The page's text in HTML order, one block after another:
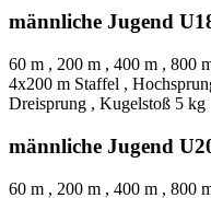
männliche Jugend
60 m , 200 m , 400 m , 800
4x200 m Staffel ,
Dreisprung , Kugelstoß 5 kg
männliche Jugend
60 m , 200 m , 400 m , 800